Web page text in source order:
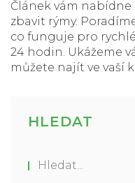
Článek vám nabídne
zbavit rýmy.
co funguje pro
24 hodin. Ukážeme
můžete najít ve vaší
HLEDAT